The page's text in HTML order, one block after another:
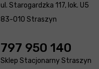
ul. Starogardzka 117, lok. U5
83-010 Straszyn
797 950 140
Sklep Stacjonarny Straszyn